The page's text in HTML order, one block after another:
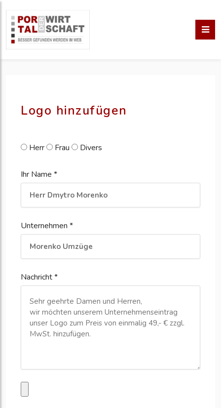
erstellen
Logo hinzufügen
Herr Frau Divers
Ihr Name *
Unternehmen *
Nachricht *